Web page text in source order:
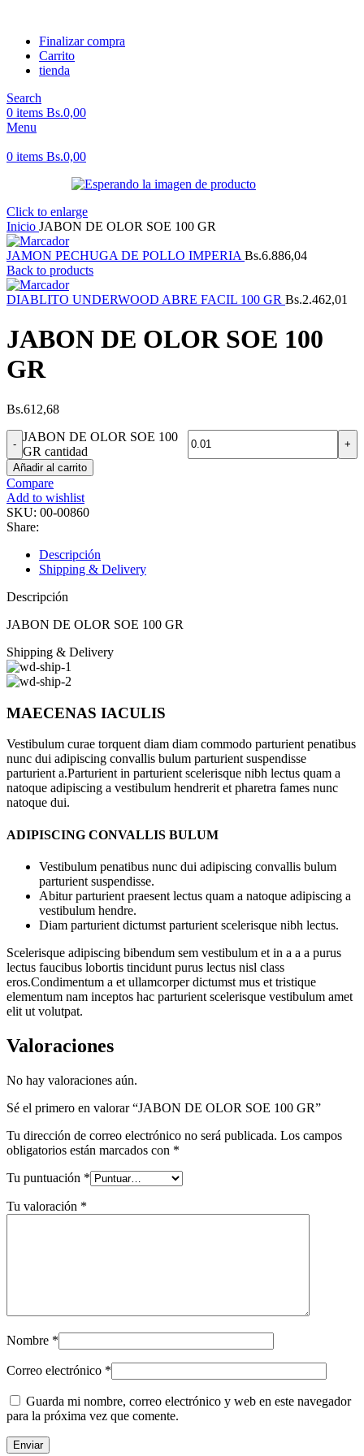
Finalizar compra
Carrito
tienda
Search
0 items Bs.0,00
Menu
0 items Bs.0,00
Click to enlarge
Inicio JABON DE OLOR SOE 100 GR
JAMON PECHUGA DE POLLO IMPERIA Bs.6.886,04
Back to products
DIABLITO UNDERWOOD ABRE FACIL 100 GR Bs.2.462,01
JABON DE OLOR SOE 100
GR
Bs.612,68
JABON DE OLOR SOE 100
GR cantidad
Añadir al carrito
Compare
Add to wishlist
SKU: 00-00860
Share:
Descripción
Shipping & Delivery
Descripción
JABON DE OLOR SOE 100 GR
Shipping & Delivery
MAECENAS IACULIS
Vestibulum curae torquent diam diam commodo parturient penatibus
nunc dui adipiscing convallis bulum parturient suspendisse
parturient a.Parturient in parturient scelerisque nibh lectus quam a
natoque adipiscing a vestibulum hendrerit et pharetra fames nunc
natoque dui.
ADIPISCING CONVALLIS BULUM
Vestibulum penatibus nunc dui adipiscing convallis bulum
parturient suspendisse.
Abitur parturient praesent lectus quam a natoque adipiscing a
vestibulum hendre.
Diam parturient dictumst parturient scelerisque nibh lectus.
Scelerisque adipiscing bibendum sem vestibulum et in a a a purus
lectus faucibus lobortis tincidunt purus lectus nisl class
eros.Condimentum a et ullamcorper dictumst mus et tristique
elementum nam inceptos hac parturient scelerisque vestibulum amet
elit ut volutpat.
Valoraciones
No hay valoraciones aún.
Sé el primero en valorar “JABON DE OLOR SOE 100 GR”
Tu dirección de correo electrónico no será publicada. Los campos
obligatorios están marcados con *
Tu puntuación *
Tu valoración *
Nombre *
Correo electrónico *
Guarda mi nombre, correo electrónico y web en este navegador
para la próxima vez que comente.